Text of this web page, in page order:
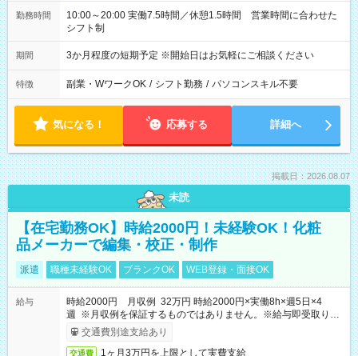
勤務時間
10:00～20:00 実働7.5時間／休憩1.5時間 営業時間に合わせた
シフト制
期間 3か月程度の短期予定 ※開始日はお気軽にご相談ください
特徴 副業・WワークOK / シフト勤務 / パソコンスキル不要
気になる！ 応募する 詳細へ
掲載日：2026.08.07
未読
【在宅勤務OK】時給2000円！未経験OK！化粧
品メーカーで編集・校正・制作
派遣 職種未経験OK ブランクOK WEB登録・面接OK
給与
時給2000円 月収例 32万円 時給2000円×実働8h×週5日×4
週 ※月収例を保証するものではありません。※給与即受取りサ
ービス利用可（利用条件有）
交通費別途支給あり
交通費 1ヶ月3万円を上限として実費支給